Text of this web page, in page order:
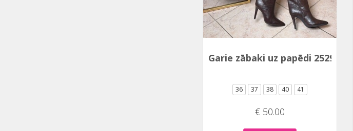
Garie zābaki uz papēdi 2529A
36 37 38 40 41
€ 50.00